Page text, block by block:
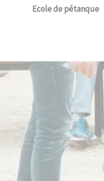
Ecole de pétanque